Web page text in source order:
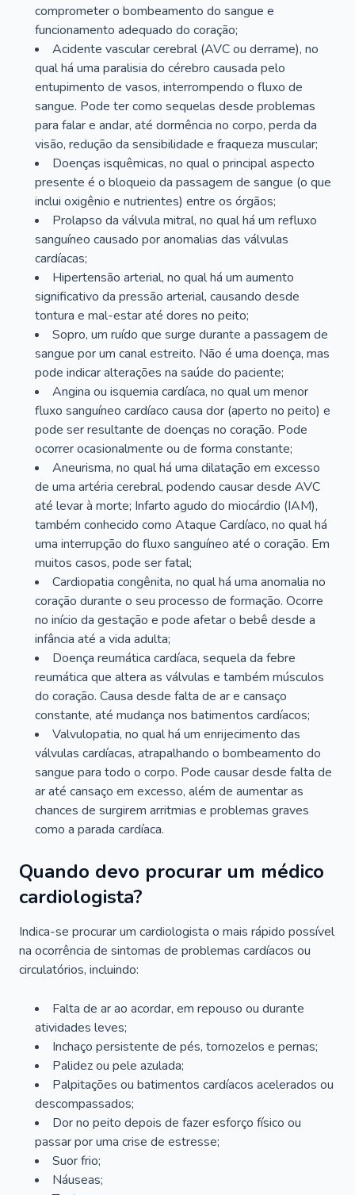
comprometer o bombeamento do sangue e
funcionamento adequado do coração;
Acidente vascular cerebral (AVC ou derrame), no
qual há uma paralisia do cérebro causada pelo
entupimento de vasos, interrompendo o fluxo de
sangue. Pode ter como sequelas desde problemas
para falar e andar, até dormência no corpo, perda da
visão, redução da sensibilidade e fraqueza muscular;
Doenças isquêmicas, no qual o principal aspecto
presente é o bloqueio da passagem de sangue (o que
inclui oxigênio e nutrientes) entre os órgãos;
Prolapso da válvula mitral, no qual há um refluxo
sanguíneo causado por anomalias das válvulas
cardíacas;
Hipertensão arterial, no qual há um aumento
significativo da pressão arterial, causando desde
tontura e mal-estar até dores no peito;
Sopro, um ruído que surge durante a passagem de
sangue por um canal estreito. Não é uma doença, mas
pode indicar alterações na saúde do paciente;
Angina ou isquemia cardíaca, no qual um menor
fluxo sanguíneo cardíaco causa dor (aperto no peito) e
pode ser resultante de doenças no coração. Pode
ocorrer ocasionalmente ou de forma constante;
Aneurisma, no qual há uma dilatação em excesso
de uma artéria cerebral, podendo causar desde AVC
até levar à morte; Infarto agudo do miocárdio (IAM),
também conhecido como Ataque Cardíaco, no qual há
uma interrupção do fluxo sanguíneo até o coração. Em
muitos casos, pode ser fatal;
Cardiopatia congênita, no qual há uma anomalia no
coração durante o seu processo de formação. Ocorre
no início da gestação e pode afetar o bebê desde a
infância até a vida adulta;
Doença reumática cardíaca, sequela da febre
reumática que altera as válvulas e também músculos
do coração. Causa desde falta de ar e cansaço
constante, até mudança nos batimentos cardíacos;
Valvulopatia, no qual há um enrijecimento das
válvulas cardíacas, atrapalhando o bombeamento do
sangue para todo o corpo. Pode causar desde falta de
ar até cansaço em excesso, além de aumentar as
chances de surgirem arritmias e problemas graves
como a parada cardíaca.
Quando devo procurar um médico
cardiologista?
Indica-se procurar um cardiologista o mais rápido possível
na ocorrência de sintomas de problemas cardíacos ou
circulatórios, incluindo:
Falta de ar ao acordar, em repouso ou durante
atividades leves;
Inchaço persistente de pés, tornozelos e pernas;
Palidez ou pele azulada;
Palpitações ou batimentos cardíacos acelerados ou
descompassados;
Dor no peito depois de fazer esforço físico ou
passar por uma crise de estresse;
Suor frio;
Náuseas;